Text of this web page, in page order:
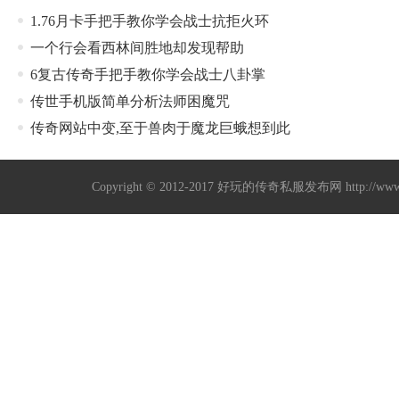
1.76月卡手把手教你学会战士抗拒火环
一个行会看西林间胜地却发现帮助
6复古传奇手把手教你学会战士八卦掌
传世手机版简单分析法师困魔咒
传奇网站中变,至于兽肉于魔龙巨蛾想到此
Copyright © 2012-2017好玩的传奇私服发布网 http://